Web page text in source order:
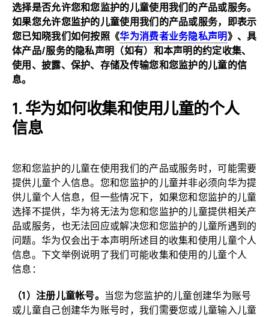
选择是否允许您和您监护的儿童使用我们的产品或服务。
如果您允许您监护的儿童使用我们的产品或服务，即表示
您已知晓我们如何按照《华为消费者业务隐私声明》、具
体产品/服务的隐私声明（如有）和本声明的约定收集、
使用、披露、保护、存储及传输您和您监护的儿童的信
息。
华为如何收集和使用儿童的个人
信息
您和您监护的儿童在使用我们的产品或服务时，可能需要
提供儿童个人信息。您和您监护的儿童并非必须向华为提
供儿童个人信息，但一些情况下，如果您和您监护的儿童
选择不提供，华为将无法为您和您监护的儿童提供相关产
品或服务，也无法回应或解决您和您监护的儿童所遇到的
问题。华为仅会出于本声明所述目的收集和使用儿童个人
信息。下文举例说明了我们可能收集和使用的儿童个人
信息：
（1）注册儿童帐号。 当您为您监护的儿童创建华为账号
或儿童自己创建华为账号时，我们需要您或儿童输入儿童